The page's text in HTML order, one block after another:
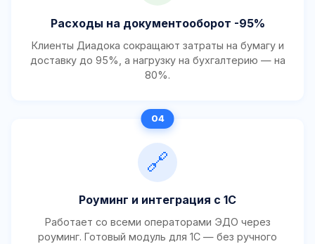
Расходы на документооборот -95%
Клиенты Диадока сокращают затраты на бумагу и
доставку до 95%, а нагрузку на бухгалтерию — на
80%.
🔗
Роуминг и интеграция с 1С
Работает со всеми операторами ЭДО через
роуминг. Готовый модуль для 1С — без ручного